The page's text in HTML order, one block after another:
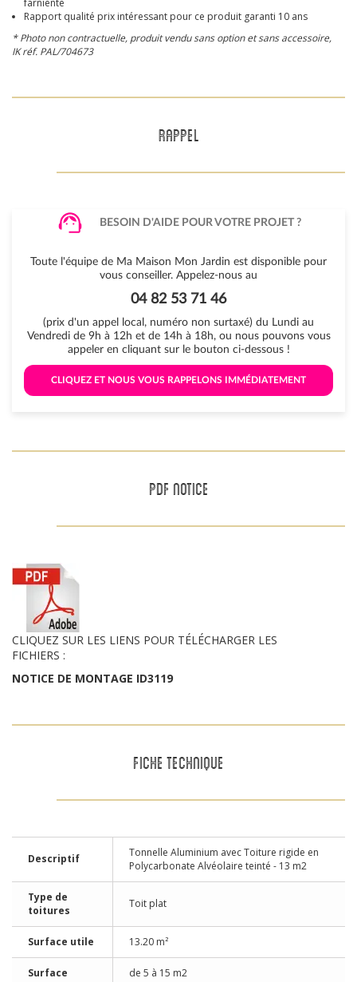
farniente
Rapport qualité prix intéressant pour ce produit garanti 10 ans
* Photo non contractuelle, produit vendu sans option et sans accessoire,
IKréf. PAL/704673
RAPPEL
BESOIN D'AIDE POUR VOTRE PROJET ?
Toute l'équipe de Ma Maison Mon Jardin est disponible pour
vous conseiller. Appelez-nous au
04 82 53 71 46
(prix d'un appel local, numéro non surtaxé) du Lundi au
Vendredi de 9h à 12h et de 14h à 18h, ou nous pouvons vous
appeler en cliquant sur le bouton ci-dessous !
CLIQUEZ ET NOUS VOUS RAPPELONS IMMÉDIATEMENT
PDF NOTICE
CLIQUEZ SUR LES LIENS POUR TÉLÉCHARGER LES
FICHIERS :
NOTICE DE MONTAGE ID3119
FICHE TECHNIQUE
Descriptif
Tonnelle Aluminium avec Toiture rigide en
Polycarbonate Alvéolaire teinté - 13 m2
Type de
toitures
Toit plat
Surface utile 13.20 m²
Surface de 5 à 15 m2